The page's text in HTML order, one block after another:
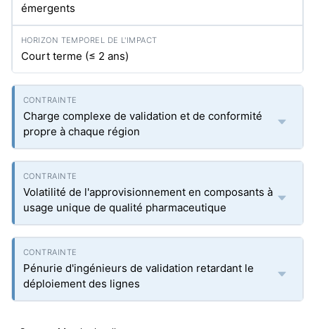
émergents
Court terme (≤ 2 ans)
Charge complexe de validation et de conformité
propre à chaque région
Volatilité de l'approvisionnement en composants à
usage unique de qualité pharmaceutique
Pénurie d'ingénieurs de validation retardant le
déploiement des lignes